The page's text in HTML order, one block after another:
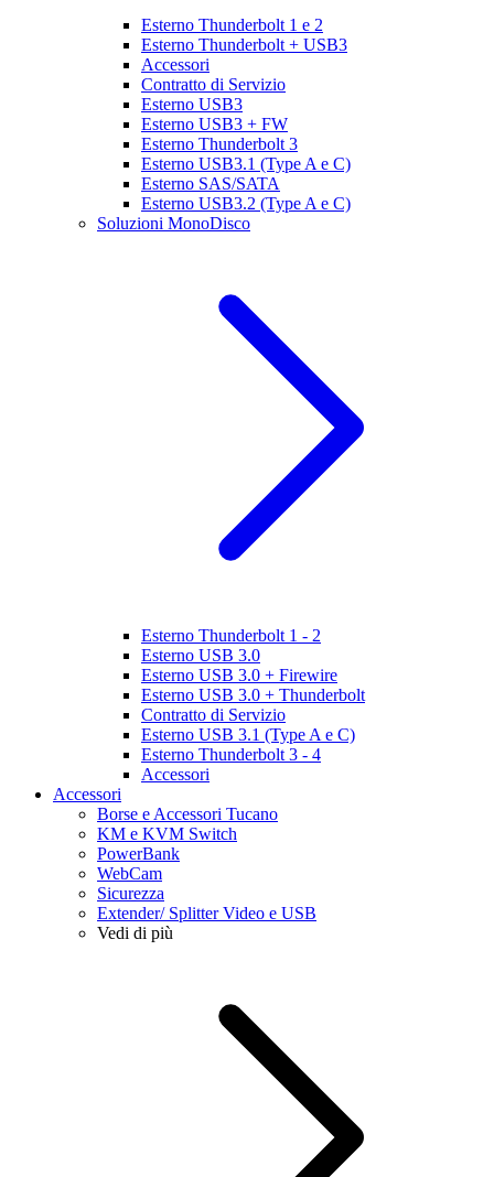
Esterno Thunderbolt 1 e 2
Esterno Thunderbolt + USB3
Accessori
Contratto di Servizio
Esterno USB3
Esterno USB3 + FW
Esterno Thunderbolt 3
Esterno USB3.1 (Type A e C)
Esterno SAS/SATA
Esterno USB3.2 (Type A e C)
Soluzioni MonoDisco
Esterno Thunderbolt 1 - 2
Esterno USB 3.0
Esterno USB 3.0 + Firewire
Esterno USB 3.0 + Thunderbolt
Contratto di Servizio
Esterno USB 3.1 (Type A e C)
Esterno Thunderbolt 3 - 4
Accessori
Accessori
Borse e Accessori Tucano
KM e KVM Switch
PowerBank
WebCam
Sicurezza
Extender/ Splitter Video e USB
Vedi di più